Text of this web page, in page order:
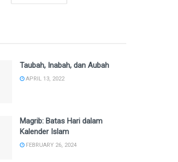
Taubah, Inabah, dan Aubah
APRIL 13, 2022
Magrib: Batas Hari dalam
Kalender Islam
FEBRUARY 26, 2024